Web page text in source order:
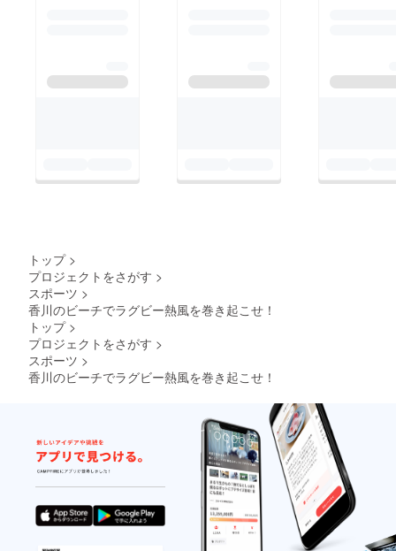
トップ >
プロジェクトをさがす >
スポーツ >
香川のビーチでラグビー熱風を巻き起こせ！
トップ >
プロジェクトをさがす >
スポーツ >
香川のビーチでラグビー熱風を巻き起こせ！